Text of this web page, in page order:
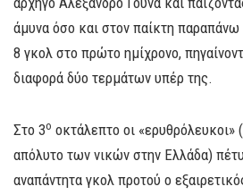
άμυνα όσο και στον παίκτη
8 γκολ στο πρώτο ημίχρονο,
διαφορά δύο τερμάτων υπέρ της.
Στο 3ο οκτάλεπτο οι «ερυθρόλευκοι»
απόλυτο των νικών στην Ελλάδα)
αναπάντητα γκολ προτού ο